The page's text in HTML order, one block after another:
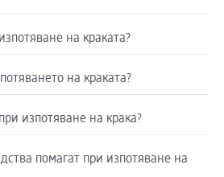
на краката?
на краката?
изпотяване на крака?
помагат при изпотяване на